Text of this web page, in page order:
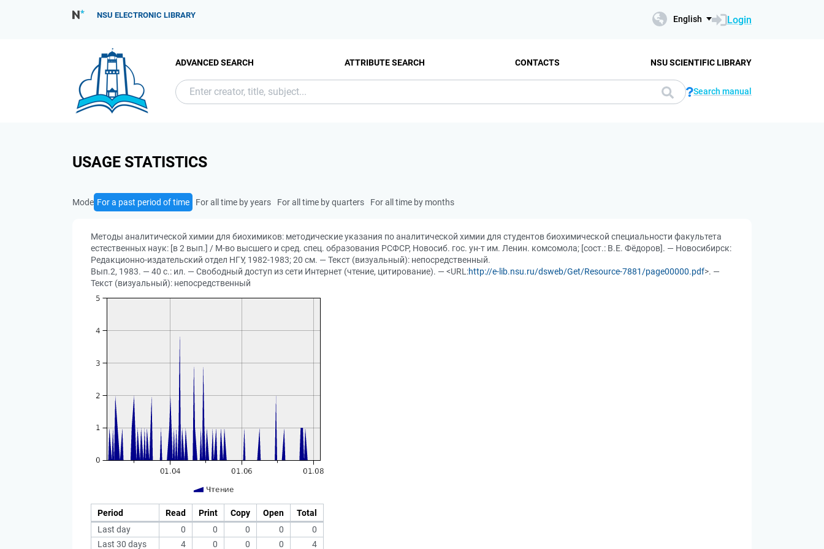
NSU ELECTRONIC LIBRARY English Login
ADVANCED SEARCH ATTRIBUTE SEARCH CONTACTS NSU SCIENTIFIC LIBRARY
Search manual
USAGE STATISTICS
Mode For a past period of time For all time by years For all time by quarters For all time by months
Методы аналитической химии для биохимиков: методические указания по аналитической химии для студентов биохимической специальности факультета
естественных наук: [в 2 вып.] / М-во высшего и сред. спец. образования РСФСР, Новосиб. гос. ун-т им. Ленин. комсомола; [сост.: В.Е. Фёдоров]. — Новосибирск:
Редакционно-издательский отдел НГУ, 1982-1983; 20 см. — Текст (визуальный): непосредственный.
Вып.2, 1983. — 40 с.: ил. — Свободный доступ из сети Интернет (чтение, цитирование). — <URL:http://e-lib.nsu.ru/dsweb/Get/Resource-7881/page00000.pdf>. —
Текст (визуальный): непосредственный
Period Read Print Copy Open
Total
Last day
0 0 0 0
0
Last 30 days
4 0 0 0 4